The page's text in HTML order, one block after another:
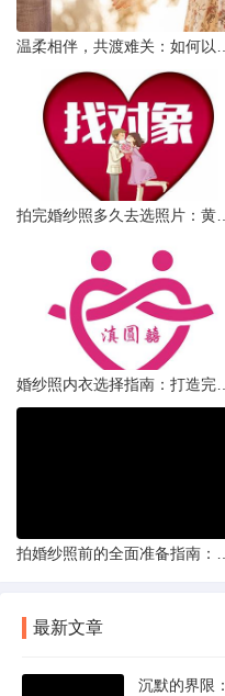
最新文章
沉默的界限